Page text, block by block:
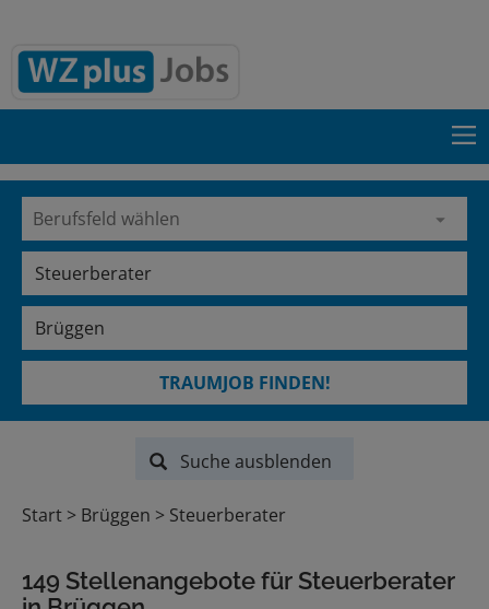
TRAUMJOB FINDEN!
Suche ausblenden
Start Brüggen Steuerberater
149 Stellenangebote für Steuerberater